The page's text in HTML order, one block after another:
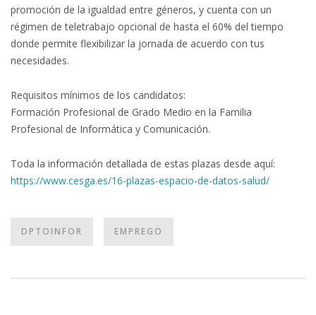
promoción de la igualdad entre géneros, y cuenta con un
régimen de teletrabajo opcional de hasta el 60% del tiempo
donde permite flexibilizar la jornada de acuerdo con tus
necesidades.
Requisitos mínimos de los candidatos:
Formación Profesional de Grado Medio en la Familia
Profesional de Informática y Comunicación.
Toda la información detallada de estas plazas desde aquí:
https://www.cesga.es/16-plazas-espacio-de-datos-salud/
DPTOINFOR EMPREGO